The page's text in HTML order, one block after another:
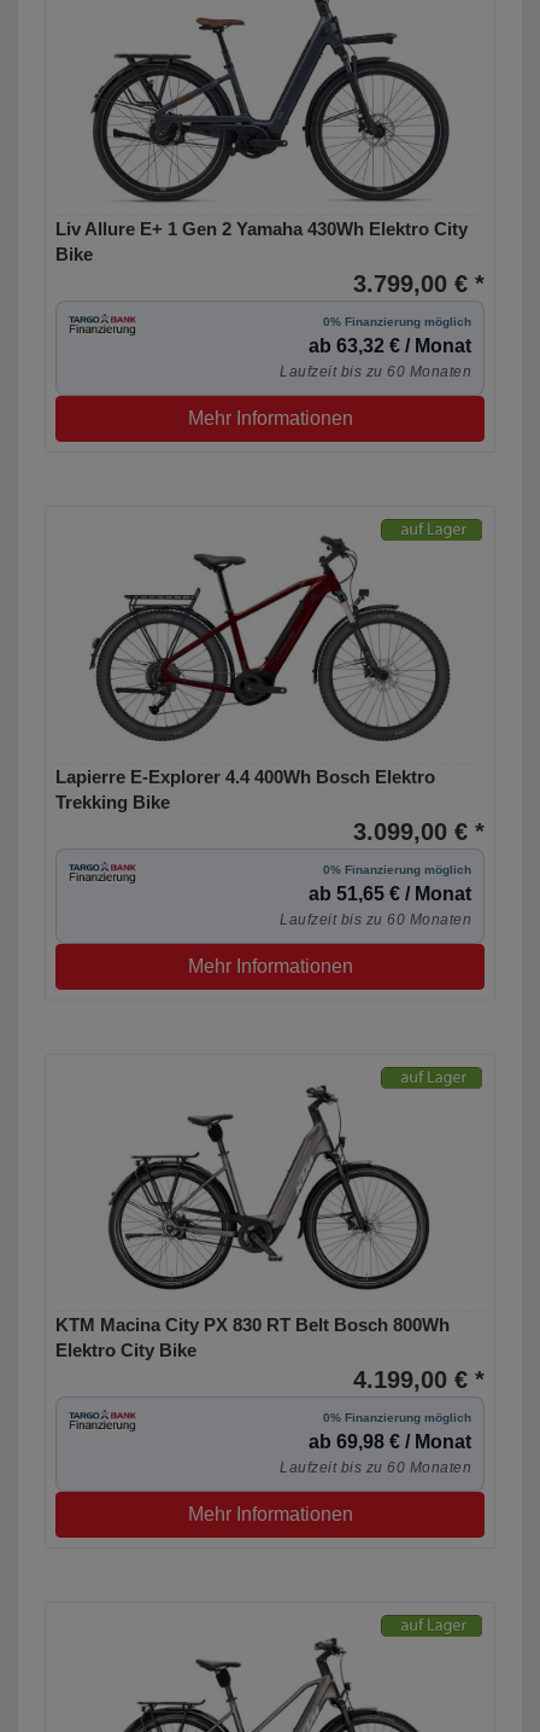
Liv Allure E+ 1 Gen 2 Yamaha 430Wh Elektro City
Bike
3.799,00 € *
0% Finanzierung möglich
ab 63,32 € / Monat
Laufzeit bis zu 60 Monaten
Mehr Informationen
Lapierre E-Explorer 4.4 400Wh Bosch Elektro
Trekking Bike
3.099,00 € *
0% Finanzierung möglich
ab 51,65 € / Monat
Laufzeit bis zu 60 Monaten
Mehr Informationen
KTM Macina City PX 830 RT Belt Bosch 800Wh
Elektro City Bike
4.199,00 € *
0% Finanzierung möglich
ab 69,98 € / Monat
Laufzeit bis zu 60 Monaten
Mehr Informationen